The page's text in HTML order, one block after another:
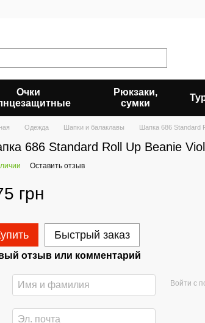
Очки
Рюкзаки,
сумки
Одежда Шапки и балаклавы Шапка 686 Standard
686 Standard Roll Up Beanie
Оставить отзыв
грн
Быстрый заказ
отзыв или комментарий
Войти с